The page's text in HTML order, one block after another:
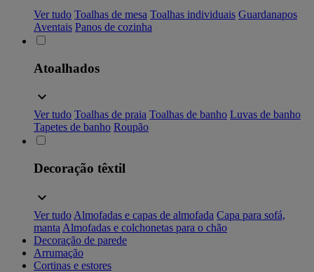
Ver tudo Toalhas de mesa Toalhas individuais Guardanapos
Aventais Panos de cozinha
Atoalhados
Ver tudo Toalhas de praia Toalhas de banho Luvas de banho
Tapetes de banho Roupão
Decoração têxtil
Ver tudo Almofadas e capas de almofada Capa para sofá,
manta Almofadas e colchonetas para o chão
Decoração de parede
Arrumação
Cortinas e estores